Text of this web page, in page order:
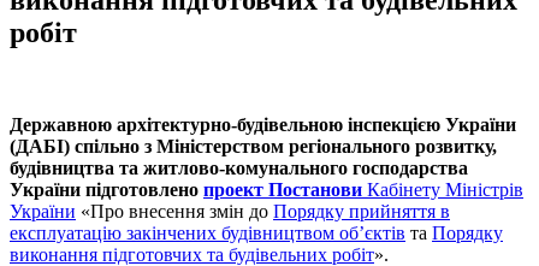
робіт
Державною архітектурно-будівельною інспекцією України
(ДАБІ) спільно з Міністерством регіонального розвитку,
будівництва та житлово-комунального господарства
України підготовлено проект Постанови Кабінету Міністрів
України «Про внесення змін до Порядку прийняття в
експлуатацію закінчених будівництвом об’єктів та Порядку
виконання підготовчих та будівельних робіт».